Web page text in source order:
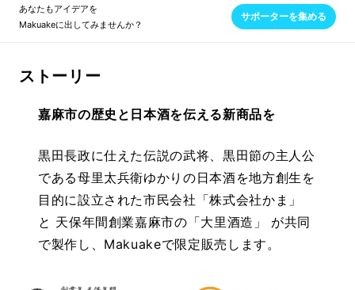
あなたもアイデアを
Makuakeに出してみませんか？
サポーターを集める
ストーリー
嘉麻市の歴史と日本酒を伝える新商品を
黒田長政に仕えた伝説の武将、黒田節の主人公
である母里太兵衛ゆかりの日本酒を地方創生を
目的に設立された市民会社「株式会社かま」
と 天保年間創業嘉麻市の「大里酒造」 が共同
で製作し、Makuakeで限定販売します。